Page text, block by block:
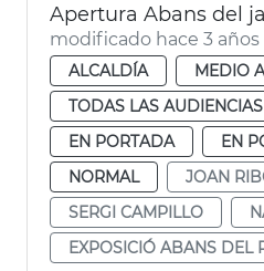
Apertura Abans del
modificado hace 3 años
ALCALDÍA
MEDIO
TODAS LAS AUDIENCIAS
EN PORTADA
EN
NORMAL
JOAN
SERGI CAMPILLO
EXPOSICIÓ ABANS DEL